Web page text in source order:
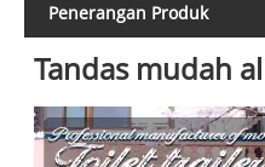
Penerangan Produk
Tandas mudah